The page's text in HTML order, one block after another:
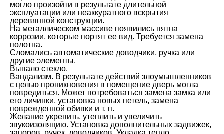
могло произойти в результате длительной
эксплуатации или неаккуратного вскрытия
деревянной конструкции.
На металлическом массиве появились пятна
коррозии, которые портят ее вид. Требуется замена
полотна.
Сломались автоматические доводчики, ручка или
другие элементы.
Выпало стекло.
Вандализм. В результате действий злоумышленников
с целью проникновения в помещение дверь могла
повредиться. Может потребоваться замена замка или
его личинки, установка новых петель, замена
поврежденной обивки и т. п.
Желание укрепить, утеплить и увеличить
звукоизоляцию. Установка дополнительных задвижек,